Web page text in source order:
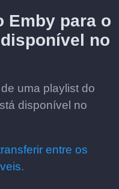
Emby para o
no
uma playlist do
disponível no
entre os